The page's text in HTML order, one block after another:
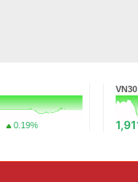
0.19%
VN30